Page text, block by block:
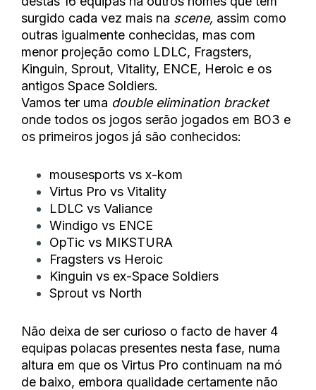
surgido cada vez mais na scene, assim como
outras igualmente conhecidas, mas com
menor projeção como LDLC, Fragsters,
Kinguin, Sprout, Vitality, ENCE, Heroic e os
antigos Space Soldiers.
Vamos ter uma double elimination bracket
onde todos os jogos serão jogados em BO3 e
os primeiros jogos já são conhecidos:
mousesports vs x-kom
Virtus Pro vs Vitality
LDLC vs Valiance
Windigo vs ENCE
OpTic vs MIKSTURA
Fragsters vs Heroic
Kinguin vs ex-Space Soldiers
Sprout vs North
Não deixa de ser curioso o facto de haver 4
equipas polacas presentes nesta fase, numa
altura em que os Virtus Pro continuam na mó
de baixo, embora qualidade certamente não